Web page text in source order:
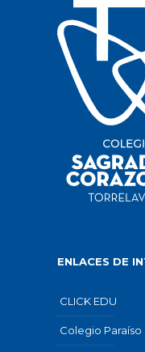
ENLACES DE
CLICK EDU
Colegio Paraíso